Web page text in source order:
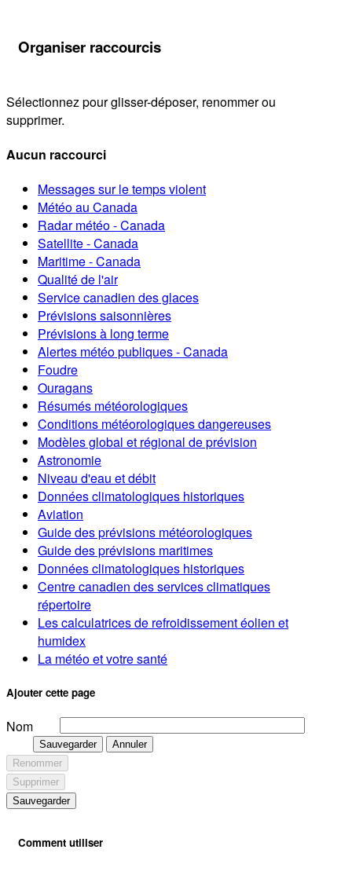
Organiser raccourcis
Sélectionnez pour glisser-déposer, renommer ou
supprimer.
Aucun raccourci
Messages sur le temps violent
Météo au Canada
Radar météo - Canada
Satellite - Canada
Maritime - Canada
Qualité de l'air
Service canadien des glaces
Prévisions saisonnières
Prévisions à long terme
Alertes météo publiques - Canada
Foudre
Ouragans
Résumés météorologiques
Conditions météorologiques dangereuses
Modèles global et régional de prévision
Astronomie
Niveau d'eau et débit
Données climatologiques historiques
Aviation
Guide des prévisions météorologiques
Guide des prévisions maritimes
Données climatologiques historiques
Centre canadien des services climatiques
répertoire
Les calculatrices de refroidissement éolien et
humidex
La météo et votre santé
Ajouter cette page
Nom
Sauvegarder
Annuler
Renommer
Supprimer
Sauvegarder
Comment utiliser